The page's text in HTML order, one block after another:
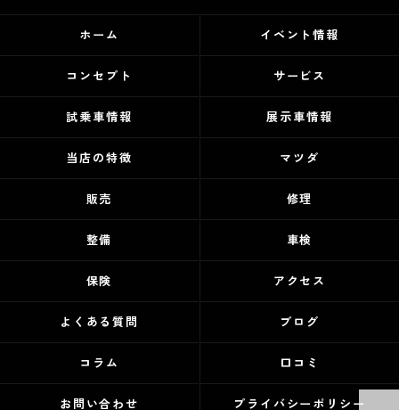
ホーム イベント情報
コンセプト サービス
試乗車情報 展示車情報
当店の特徴 マツダ
販売 修理
整備 車検
保険 アクセス
よくある質問 ブログ
コラム 口コミ
お問い合わせ プライバシーポリシー